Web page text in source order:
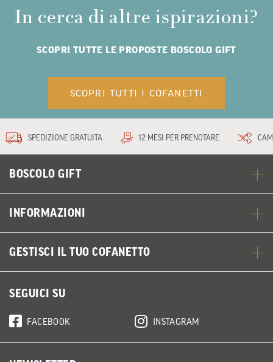
In cerca di altre ispirazioni?
SCOPRI TUTTE LE PROPOSTE BOSCOLO GIFT
SCOPRI TUTTI I COFANETTI
SPEDIZIONE GRATUITA 12 MESI PER PRENOTARE
BOSCOLO GIFT
INFORMAZIONI
GESTISCI IL TUO COFANETTO
SEGUICI SU
FACEBOOK INSTAGRAM